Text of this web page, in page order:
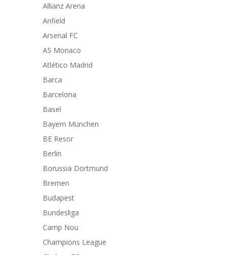
Allianz Arena
Anfield
Arsenal FC
AS Monaco
Atlético Madrid
Barca
Barcelona
Basel
Bayern München
BE Resor
Berlin
Borussia Dortmund
Bremen
Budapest
Bundesliga
Camp Nou
Champions League